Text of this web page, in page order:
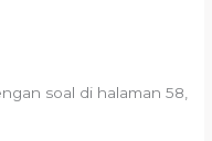
soal di halaman 58,